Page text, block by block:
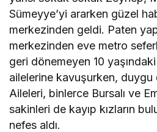
Sümeyye’yi ararken güzel
merkezinden geldi. Paten
merkezinden eve metro
geri dönemeyen 10
ailelerine kavuşurken, duygu
Aileleri, binlerce Bursalı ve
sakinleri de kayıp kızların
nefes aldı.